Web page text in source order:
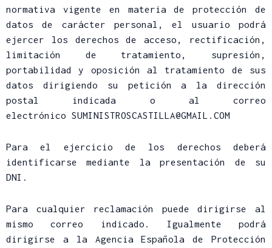
normativa vigente en materia de protección de
datos de carácter personal, el usuario podrá
ejercer los derechos de acceso, rectificación,
limitación de tratamiento, supresión,
portabilidad y oposición al tratamiento de sus
datos dirigiendo su petición a la dirección
postal indicada o al correo
electrónico SUMINISTROSCASTILLA@GMAIL.COM
Para el ejercicio de los derechos deberá
identificarse mediante la presentación de su
DNI.
Para cualquier reclamación puede dirigirse al
mismo correo indicado. Igualmente podrá
dirigirse a la Agencia Española de Protección